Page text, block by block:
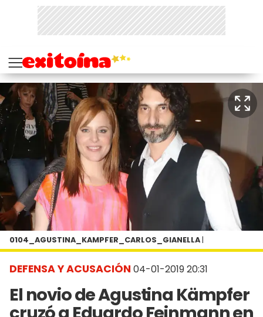
DEFENSA Y ACUSACIÓN 04-01-2019 20:31
El novio de Agustina Kämpfer
0104_AGUSTINA_KAMPFER_CARLOS_GIANELLA |